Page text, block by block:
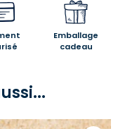
Emballage
cadeau